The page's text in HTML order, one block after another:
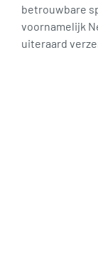
betrouwbare
voornamelijk
uiteraard